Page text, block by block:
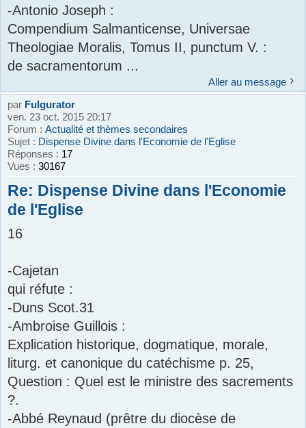
-Antonio Joseph :
Compendium Salmanticense, Universae
Theologiae Moralis, Tomus II, punctum V. :
de sacramentorum ...
Aller au message
par Fulgurator
ven. 23 oct. 2015 20:17
Forum : Actualité et thèmes secondaires
Sujet : Dispense Divine dans l'Economie de l'Eglise
Réponses : 17
Vues : 30167
Re: Dispense Divine dans l'Economie
de l'Eglise
16
-Cajetan
qui réfute :
-Duns Scot.31
-Ambroise Guillois :
Explication historique, dogmatique, morale,
liturg. et canonique du catéchisme p. 25,
Question : Quel est le ministre des sacrements
?.
-Abbé Reynaud (prêtre du diocèse de